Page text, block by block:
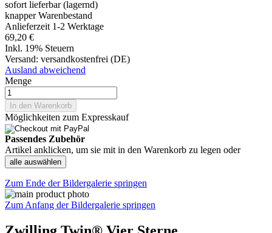
sofort lieferbar (lagernd)
knapper Warenbestand
Anlieferzeit 1-2 Werktage
69,20 €
Inkl. 19% Steuern
Versand: versandkostenfrei (DE)
Ausland abweichend
Menge
In den Warenkorb
Möglichkeiten zum Expresskauf
Passendes Zubehör
Artikel anklicken, um sie mit in den Warenkorb zu legen oder
alle auswählen
Zum Ende der Bildergalerie springen
Zum Anfang der Bildergalerie springen